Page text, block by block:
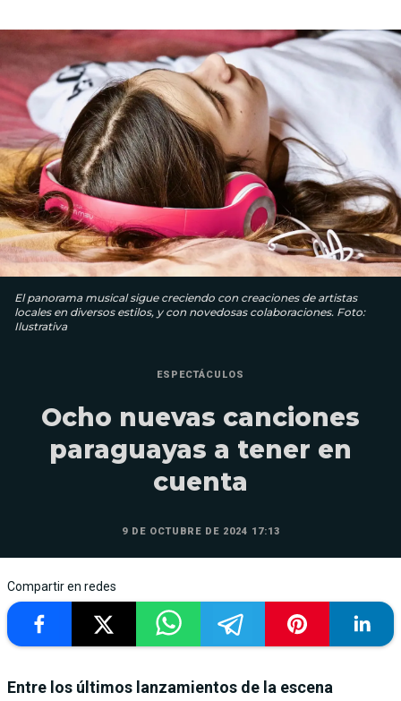
El panorama musical sigue creciendo con creaciones de artistas
locales en diversos estilos, y con novedosas colaboraciones. Foto:
Ilustrativa
ESPECTÁCULOS
Ocho nuevas canciones
paraguayas a tener en
cuenta
9 DE OCTUBRE DE 2024 17:13
Compartir en redes
Entre los últimos lanzamientos de la escena